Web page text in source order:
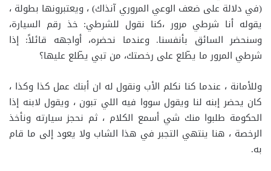
(في دلالة على ضعف الوعي المروري آنذاك) ، ويعتبرونها بطولة ،
يقوله أنا شرطي مرور ،كنا نقول للشرطي: خذ رقم السيارة،
وسنحضر السائق بأنفسنا. وعندما نحضره، أواجهه قائلاً: إذا
شرطي المرور ما يطّلع على رخصتك، من تبي يطّلع عليها؟
وللأمانة ، عندما كنا نكلم الأب ونقول له ان أبنك عمل كذا وكذا ،
كان يحضر إبنه لنا ويقول سووا فيه اللي تبون ، ويقول لابنه إذا
الحكومة طلبوا منك شي أسمع الكلام ، ثم نحجز سيارته ونأخذ
الرخصة ، هنا ينتهي التجبر في هذا الشاب ولا يعود إلى ما قام
به.